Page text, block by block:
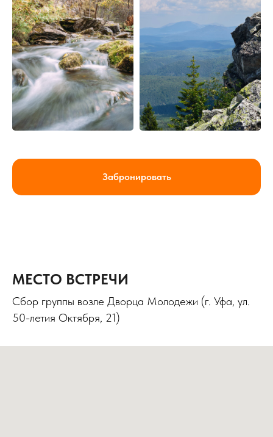
Забронировать
МЕСТО ВСТРЕЧИ
Сбор группы возле Дворца Молодежи (г. Уфа, ул.
50-летия Октября, 21)